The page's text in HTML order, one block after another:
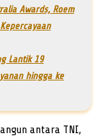
Awards, Roem
Lantik 19
hingga ke
antara TNI,